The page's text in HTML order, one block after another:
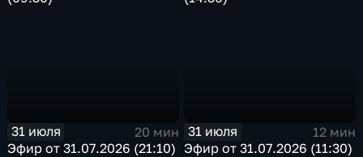
31 июля
20 мин
Эфир от 31.07.2026 (21:10)
31 июля
12 мин
Эфир от 31.07.2026 (11:30)